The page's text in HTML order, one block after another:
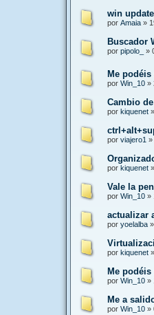
win update
por Amaia »
Buscador
por pipolo_ »
Me podéis
por Win_10 »
Cambio
por kiquenet »
por viajero1 »
por kiquenet »
Vale la
por Win_10 »
actualizar
por yoelalba »
por kiquenet »
Me podéis
por Win_10 »
Me a
por Win_10 »